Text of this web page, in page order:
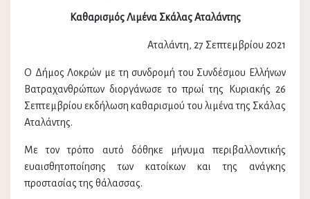
Καθαρισμός Λιμένα Σκάλας Αταλάντης
Αταλάντη, 27 Σεπτεμβρίου 2021
Ο Δήμος Λοκρών με τη συνδρομή του Συνδέσμου Ελλήνων
Βατραχανθρώπων διοργάνωσε το πρωί της Κυριακής 26
Σεπτεμβρίου εκδήλωση καθαρισμού του λιμένα της Σκάλας
Αταλάντης.
Με τον τρόπο αυτό δόθηκε μήνυμα περιβαλλοντικής
ευαισθητοποίησης των κατοίκων και της ανάγκης
προστασίας της θάλασσας.